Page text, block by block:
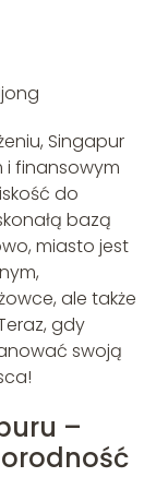
Singapur
i finansowym
do
bazą
miasto jest
ale także
gdy
swoją
–